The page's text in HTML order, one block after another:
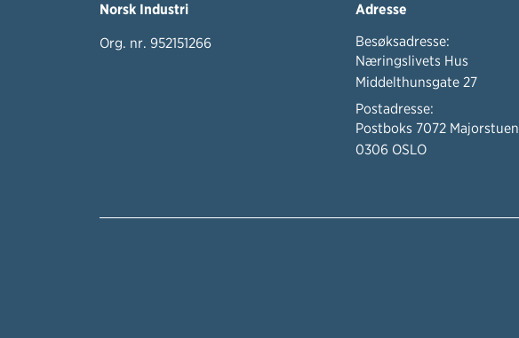
Norsk Industri
Org. nr. 952151266
Adresse
Besøksadresse:
Næringslivets Hus
Middelthunsgate 27
Postadresse:
Postboks 7072 Majorstuen
0306 OSLO